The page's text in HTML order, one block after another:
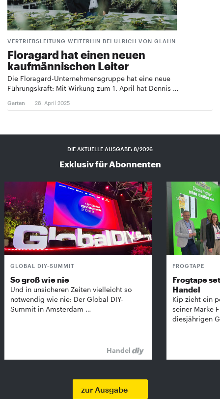
VERTRIEBSLEITUNG WEITERHIN BEI ULRICH VON GLAHN
Floragard hat einen neuen
kaufmännischen Leiter
Die Floragard-Unternehmensgruppe hat eine neue
Führungskraft: Mit Wirkung zum 1. April hat Dennis …
Garten 28. April 2025
DIE AKTUELLE AUSGABE: 8/2026
Exklusiv für Abonnenten
GLOBAL DIY-SUMMIT
So groß wie nie
Und in unsicheren Zeiten vielleicht so
notwendig wie nie: Der Global DIY-
Summit in Amsterdam …
Handel
FROGTAPE
Frogtape
Handel
Kip zieht ein
seiner Marke
diesjährigen
zur Ausgabe